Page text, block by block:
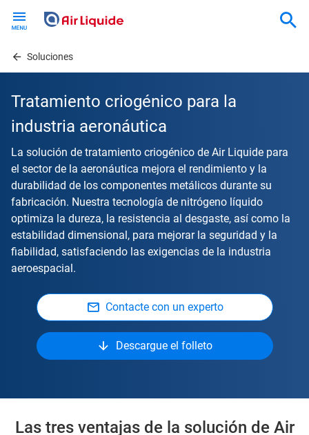
contentSoluciones
Tratamiento criogénico para la
industria aeronáutica
La solución de tratamiento criogénico de Air Liquide para
el sector de la aeronáutica mejora el rendimiento y la
durabilidad de los componentes metálicos durante su
fabricación. Nuestra tecnología de nitrógeno líquido
optimiza la dureza, la resistencia al desgaste, así como la
estabilidad dimensional, para mejorar la seguridad y la
fiabilidad, satisfaciendo las exigencias de la industria
aeroespacial.
Contacte con un experto
Descargue el folleto
Las tres ventajas de la solución de Air